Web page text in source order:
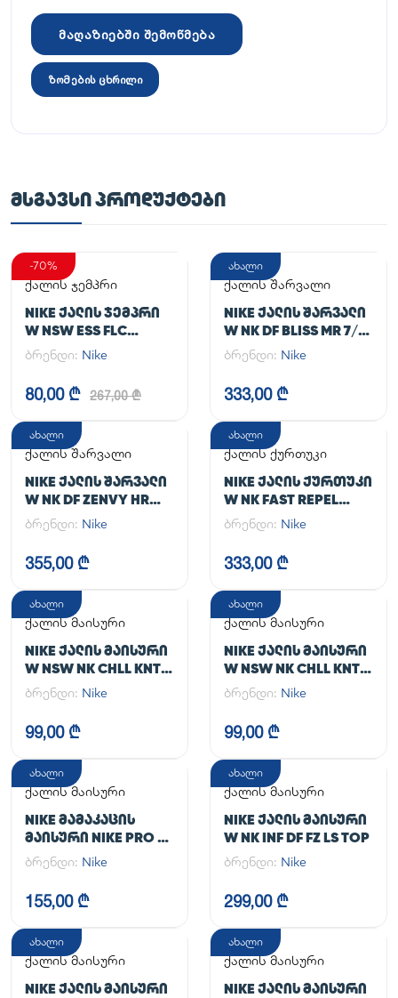
მაღაზიებში შემოწმება
ზომების ცხრილი
ᲛᲡᲒᲐᲕᲡᲘ ᲞᲠᲝᲓᲣᲥᲢᲔᲑᲘ
-70%
ქალის ჯემპრი
NIKE ᲥᲐᲚᲘᲡ ᲯᲔᲛᲞᲠᲘ
W NSW ESS FLC
HOODIE CLCTN RE
ბრენდი: Nike
80,00 ₾ 267,00 ₾
ახალი
ქალის შარვალი
NIKE ᲥᲐᲚᲘᲡ ᲨᲐᲠᲕᲐᲚᲘ
W NK DF BLISS MR 7/8
JOGGER
ბრენდი: Nike
333,00 ₾
ახალი
ქალის შარვალი
NIKE ᲥᲐᲚᲘᲡ ᲨᲐᲠᲕᲐᲚᲘ
W NK DF ZENVY HR
TGHT
ბრენდი: Nike
355,00 ₾
ახალი
ქალის ქურთუკი
NIKE ᲥᲐᲚᲘᲡ ᲥᲣᲠᲗᲣᲙᲘ
W NK FAST REPEL
JACKET
ბრენდი: Nike
333,00 ₾
ახალი
ქალის მაისური
NIKE ᲥᲐᲚᲘᲡ ᲛᲐᲘᲡᲣᲠᲘ
W NSW NK CHLL KNT
MD CRP
ბრენდი: Nike
99,00 ₾
ახალი
ქალის მაისური
NIKE ᲥᲐᲚᲘᲡ ᲛᲐᲘᲡᲣᲠᲘ
W NSW NK CHLL KNT
MD CRP
ბრენდი: Nike
99,00 ₾
ახალი
ქალის მაისური
NIKE ᲛᲐᲛᲐᲙᲐᲪᲘᲡ
ᲛᲐᲘᲡᲣᲠᲘ NIKE PRO DF
365 CROP LS
ბრენდი: Nike
155,00 ₾
ახალი
ქალის მაისური
NIKE ᲥᲐᲚᲘᲡ ᲛᲐᲘᲡᲣᲠᲘ
W NK INF DF FZ LS TOP
ბრენდი: Nike
299,00 ₾
ახალი
ქალის მაისური
NIKE ᲥᲐᲚᲘᲡ ᲛᲐᲘᲡᲣᲠᲘ
ახალი
ქალის მაისური
NIKE ᲥᲐᲚᲘᲡ ᲛᲐᲘᲡᲣᲠᲘ